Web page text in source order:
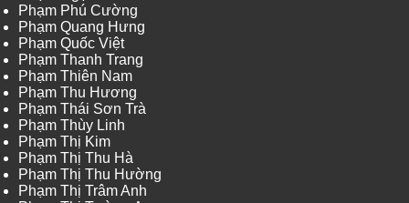
Phạm Phú Cường
Phạm Quang Hưng
Phạm Quốc Việt
Phạm Thanh Trang
Phạm Thiên Nam
Phạm Thu Hương
Phạm Thái Sơn Trà
Phạm Thùy Linh
Phạm Thị Kim
Phạm Thị Thu Hà
Phạm Thị Thu Hường
Phạm Thị Trâm Anh